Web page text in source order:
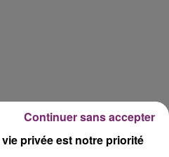
privée est notre priorité
Continuer sans accepter